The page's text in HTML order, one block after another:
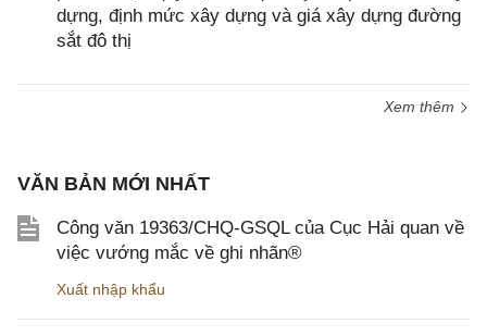
dựng, định mức xây dựng và giá xây dựng đường
sắt đô thị
Xem thêm
VĂN BẢN MỚI NHẤT
Công văn 19363/CHQ-GSQL của Cục Hải quan về
việc vướng mắc về ghi nhãn®
Xuất nhập khẩu